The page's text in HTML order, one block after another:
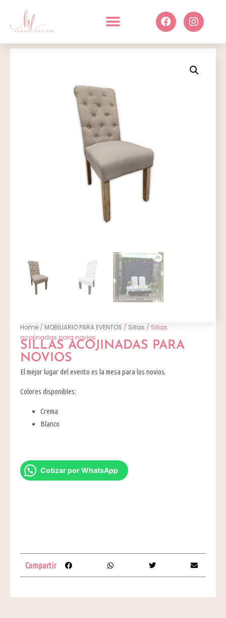
Home / MOBILIARIO PARA EVENTOS / Sillas / Sillas
acojinadas para novios
SILLAS ACOJINADAS PARA
NOVIOS
El mejor lugar del evento es la mesa para los novios.
Colores disponibles:
Crema
Blanco
Cotizar por WhatsApp
Compartir